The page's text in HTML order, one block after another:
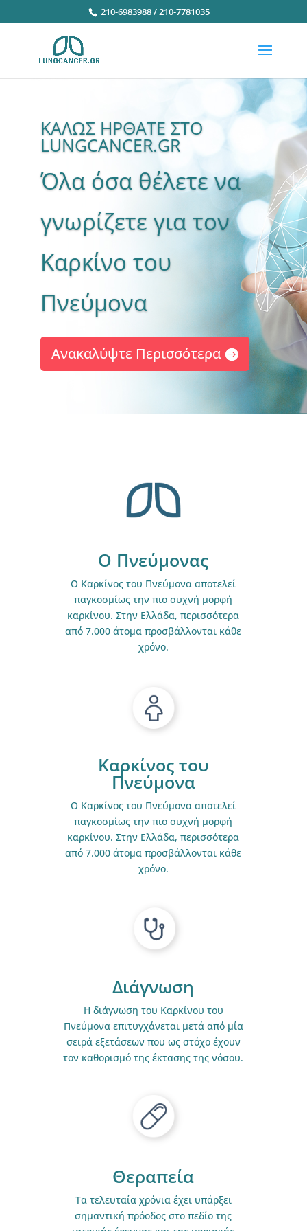
210-6983988 / 210-7781035
ΚΑΛΩΣ ΗΡΘΑΤΕ ΣΤΟ
LUNGCANCER.GR
Όλα όσα θέλετε να
γνωρίζετε για τον
Καρκίνο του
Πνεύμονα
Ανακαλύψτε Περισσότερα
Ο Πνεύμονας
Ο Καρκίνος του Πνεύμονα αποτελεί
παγκοσμίως την πιο συχνή μορφή
καρκίνου. Στην Ελλάδα, περισσότερα
από 7.000 άτομα προσβάλλονται κάθε
χρόνο.
Καρκίνος του
Πνεύμονα
Ο Καρκίνος του Πνεύμονα αποτελεί
παγκοσμίως την πιο συχνή μορφή
καρκίνου. Στην Ελλάδα, περισσότερα
από 7.000 άτομα προσβάλλονται κάθε
χρόνο.
Διάγνωση
Η διάγνωση του Καρκίνου του
Πνεύμονα επιτυγχάνεται μετά από μία
σειρά εξετάσεων που ως στόχο έχουν
τον καθορισμό της έκτασης της νόσου.
Θεραπεία
Τα τελευταία χρόνια έχει υπάρξει
σημαντική πρόοδος στο πεδίο της